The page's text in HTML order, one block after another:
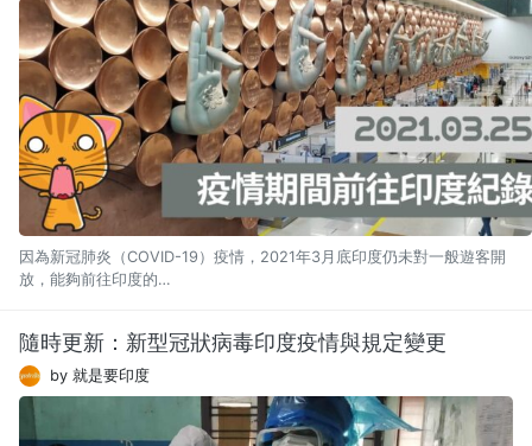
因為新冠肺炎（COVID-19）疫情，2021年3月底印度仍未對一般遊客開
放，能夠前往印度的…
隨時更新：新型冠狀病毒印度疫情與規定變更
by 就是要印度